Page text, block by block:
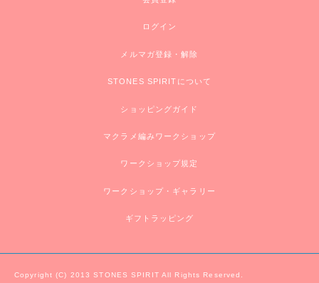
ログイン
メルマガ登録・解除
STONES SPIRITについて
ショッピングガイド
マクラメ編みワークショップ
ワークショップ規定
ワークショップ・ギャラリー
ギフトラッピング
Copyright (C) 2013 STONES SPIRIT All Rights Reserved.